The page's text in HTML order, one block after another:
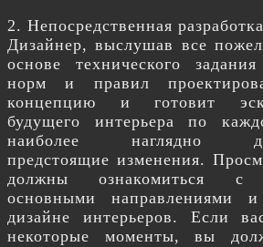
2. Непосредственная
Дизайнер, выслушав все
основе технического
норм и правил
концепцию и готовит
будущего интерьера по
наиболее наглядно
предстоящие изменения.
должны ознакомиться с
основными направлениями
дизайне интерьеров. Если
некоторые моменты, вы